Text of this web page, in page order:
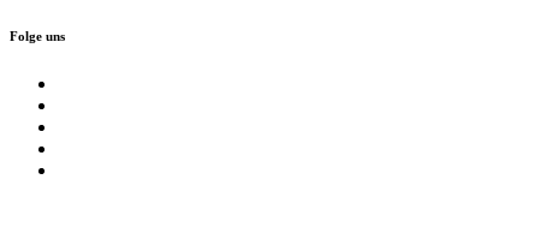
Folge uns